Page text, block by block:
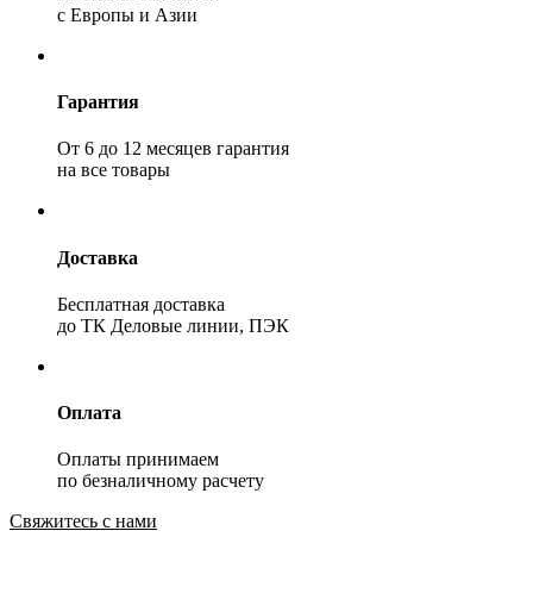
с Европы и Азии
Гарантия
От 6 до 12 месяцев гарантия
на все товары
Доставка
Бесплатная доставка
до ТК Деловые линии, ПЭК
Оплата
Оплаты принимаем
по безналичному расчету
Свяжитесь с нами